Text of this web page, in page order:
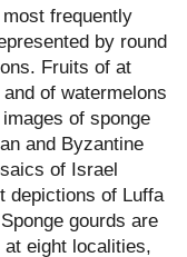
frequently
by round
Fruits of at
of watermelons
of sponge
and Byzantine
of Israel
depictions of Luffa
gourds are
eight localities,